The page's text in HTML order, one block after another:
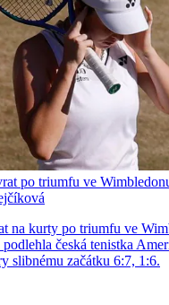
po triumfu ve
na kurty po triumfu ve
česká tenistka
slibnému začátku 6:7, 1:6.